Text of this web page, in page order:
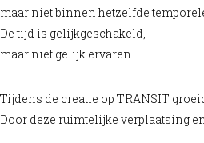
maar niet binnen hetzelfde
De tijd is gelijkgeschakeld,
maar niet gelijk ervaren.
Tijdens de creatie op TRANSIT
Door deze ruimtelijke verplaatsing